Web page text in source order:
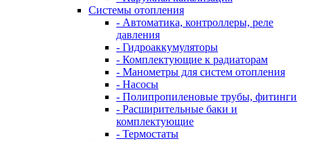
Системы отопления
- Автоматика, контроллеры, реле
давления
- Гидроаккумуляторы
- Комплектующие к радиаторам
- Манометры для систем отопления
- Насосы
- Полипропиленовые трубы, фитинги
- Расширительные баки и
комплектующие
- Термостаты